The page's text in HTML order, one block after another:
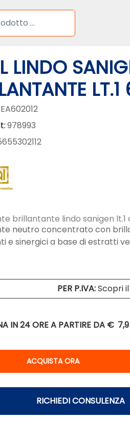
LINDO
978993
brillantante lindo sanigen lt.1
neutro concentrato con
e sinergici a base di estratti
PER P.IVA:Scopri
IN 24 OREA PARTIRE DA € 7,9
ACQUISTA ORA
RICHIEDI CONSULENZA